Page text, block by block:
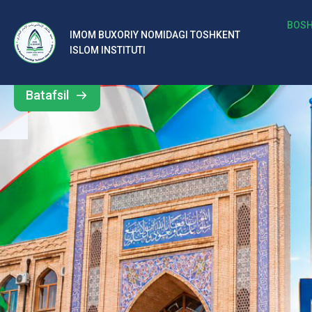
IMOM BUXORIY NOMIDAGI TOSHKENT
ISLOM INSTITUTI
b
al
ar
o‘
rt
a
si
d
Barcha
yangiliklar
Batafsil